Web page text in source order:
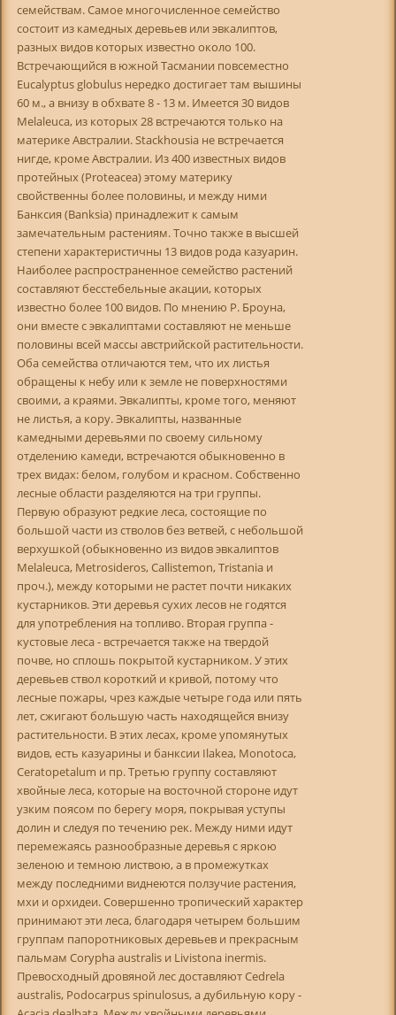
семействам. Самое многочисленное семейство
состоит из камедных деревьев или эвкалиптов,
разных видов которых известно около 100.
Встречающийся в южной Тасмании повсеместно
Eucalyptus globulus нередко достигает там вышины
60 м., а внизу в обхвате 8 - 13 м. Имеется 30 видов
Melaleuca, из которых 28 встречаются только на
материке Австралии. Stackhousia не встречается
нигде, кроме Австралии. Из 400 известных видов
протейных (Proteacea) этому материку
свойственны более половины, и между ними
Банксия (Banksia) принадлежит к самым
замечательным растениям. Точно также в высшей
степени характеристичны 13 видов рода казуарин.
Наиболее распространенное семейство растений
составляют бесстебельные акации, которых
известно более 100 видов. По мнению Р. Броуна,
они вместе с эвкалиптами составляют не меньше
половины всей массы австрийской растительности.
Оба семейства отличаются тем, что их листья
обращены к небу или к земле не поверхностями
своими, а краями. Эвкалипты, кроме того, меняют
не листья, а кору. Эвкалипты, названные
камедными деревьями по своему сильному
отделению камеди, встречаются обыкновенно в
трех видах: белом, голубом и красном. Собственно
лесные области разделяются на три группы.
Первую образуют редкие леса, состоящие по
большой части из стволов без ветвей, с небольшой
верхушкой (обыкновенно из видов эвкалиптов
Melaleuca, Metrosideros, Callistemon, Tristania и
проч.), между которыми не растет почти никаких
кустарников. Эти деревья сухих лесов не годятся
для употребления на топливо. Вторая группа -
кустовые леса - встречается также на твердой
почве, но сплошь покрытой кустарником. У этих
деревьев ствол короткий и кривой, потому что
лесные пожары, чрез каждые четыре года или пять
лет, сжигают большую часть находящейся внизу
растительности. В этих лесах, кроме упомянутых
видов, есть казуарины и банксии Ilakea, Monotoca,
Ceratopetalum и пр. Третью группу составляют
хвойные леса, которые на восточной стороне идут
узким поясом по берегу моря, покрывая уступы
долин и следуя по течению рек. Между ними идут
перемежаясь разнообразные деревья с яркою
зеленою и темною листвою, а в промежутках
между последними виднеются ползучие растения,
мхи и орхидеи. Совершенно тропический характер
принимают эти леса, благодаря четырем большим
группам папоротниковых деревьев и прекрасным
пальмам Corypha australis и Livistona inermis.
Превосходный дровяной лес доставляют Cedrela
australis, Podocarpus spinulosus, а дубильную кору -